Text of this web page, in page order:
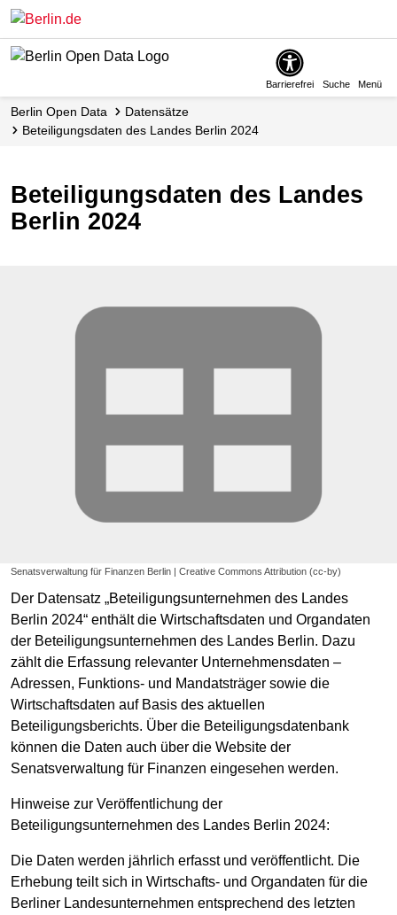
Skip
main
Barrierefrei Suche Menü
Berlin Open Data
Datensätze
Beteiligungsdaten des Landes Berlin 2024
Beteiligungsdaten des Landes
Berlin 2024
Senatsverwaltung für Finanzen Berlin | Creative Commons Attribution (cc-by)
Der Datensatz „Beteiligungsunternehmen des Landes
Berlin 2024“ enthält die Wirtschaftsdaten und Organdaten
der Beteiligungsunternehmen des Landes Berlin. Dazu
zählt die Erfassung relevanter Unternehmensdaten –
Adressen, Funktions- und Mandatsträger sowie die
Wirtschaftsdaten auf Basis des aktuellen
Beteiligungsberichts. Über die Beteiligungsdatenbank
können die Daten auch über die Website der
Senatsverwaltung für Finanzen eingesehen werden.
Hinweise zur Veröffentlichung der
Beteiligungsunternehmen des Landes Berlin 2024:
Die Daten werden jährlich erfasst und veröffentlicht. Die
Erhebung teilt sich in Wirtschafts- und Organdaten für die
Berliner Landesunternehmen entsprechend des letzten